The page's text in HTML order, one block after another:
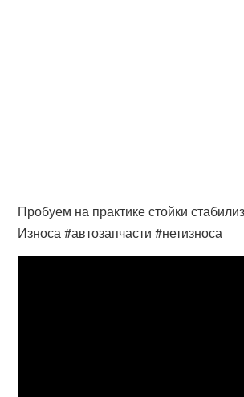
Пробуем на практике стойки
Износа #автозапчасти #нетизноса